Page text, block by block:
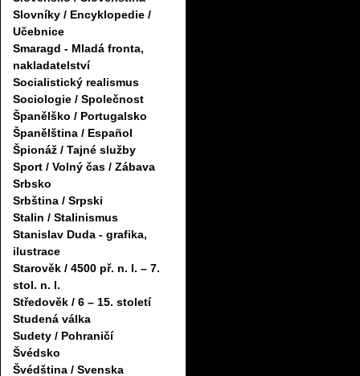
Slovníky / Encyklopedie /
Učebnice
Smaragd - Mladá fronta,
nakladatelství
Socialistický realismus
Sociologie / Společnost
Španělško / Portugalsko
Španělština / Español
Špionáž / Tajné služby
Sport / Volný čas / Zábava
Srbsko
Srbština / Srpski
Stalin / Stalinismus
Stanislav Duda - grafika,
ilustrace
Starověk / 4500 př. n. l. – 7.
stol. n. l.
Středověk / 6 – 15. století
Studená válka
Sudety / Pohraničí
Švédsko
Švédština / Svenska